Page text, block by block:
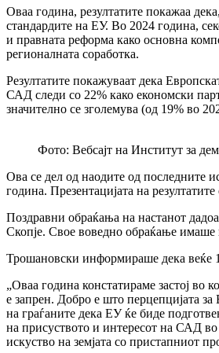
Оваа година, резултатите покажаа
стандардите на ЕУ. Во 2024 година,
и правната реформа како основна
регионалната соработка.
Резултатите покажуваат дека
САД следи со 22% како економски
значително се зголемува (од 19% во
Фото: Вебсајт на Институт за
Ова се дел од наодите од последните
година. Презентацијата на
Поздравни обраќања на настанот
Скопје. Свое воведно обраќање имаше
Трошановски информираше дека веќе
„Оваа година констатираме застој во
е запрен. Добро е што перцепцијата за
на граѓаните дека ЕУ ќе биде
на присуството и интересот на САД во
искуство на земјата со пристапниот